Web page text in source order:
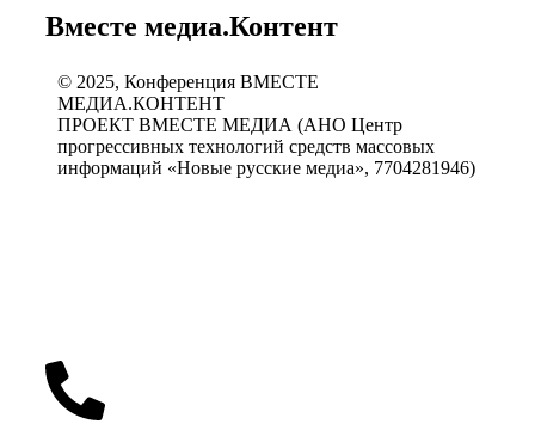
Вместе медиа.Контент
©️ 2025, Конференция ВМЕСТЕ
МЕДИА.КОНТЕНТ
ПРОЕКТ ВМЕСТЕ МЕДИА (АНО Центр
прогрессивных технологий средств массовых
информаций «Новые русские медиа», 7704281946)